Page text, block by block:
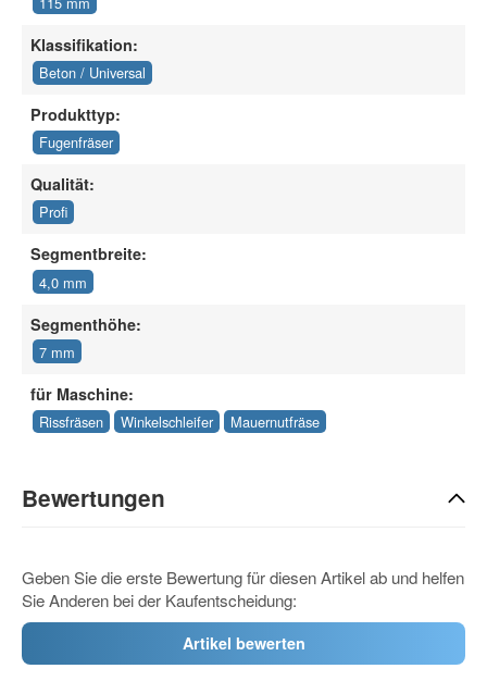
Klassifikation:
Beton / Universal
Produkttyp:
Fugenfräser
Qualität:
Profi
Segmentbreite:
4,0 mm
Segmenthöhe:
7 mm
für Maschine:
Rissfräsen Winkelschleifer Mauernutfräse
Bewertungen
Geben Sie die erste Bewertung für diesen Artikel ab und helfen
Sie Anderen bei der Kaufentscheidung:
Artikel bewerten